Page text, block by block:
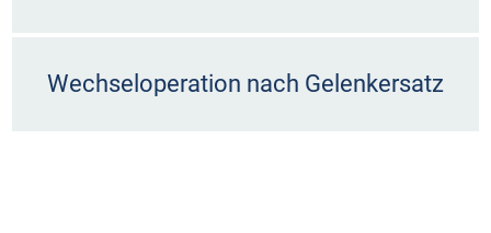
Wechseloperation nach Gelenkersatz